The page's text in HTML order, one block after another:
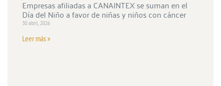
Empresas afiliadas a CANAINTEX se suman en el
Día del Niño a favor de niñas y niños con cáncer
30 abril, 2026
Leer más »